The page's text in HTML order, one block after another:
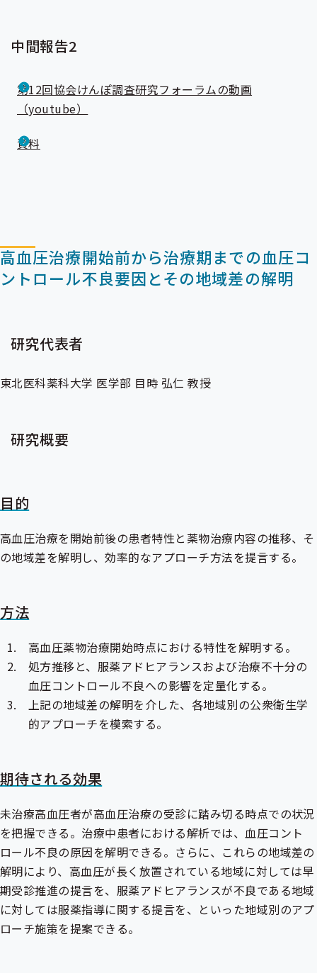
中間報告2
第12回協会けんぽ調査研究フォーラムの動画
（youtube）
資料
高血圧治療開始前から治療期までの血圧コ
ントロール不良要因とその地域差の解明
研究代表者
東北医科薬科大学 医学部 目時 弘仁 教授
研究概要
目的
高血圧治療を開始前後の患者特性と薬物治療内容の推移、そ
の地域差を解明し、効率的なアプローチ方法を提言する。
方法
高血圧薬物治療開始時点における特性を解明する。
処方推移と、服薬アドヒアランスおよび治療不十分の
血圧コントロール不良への影響を定量化する。
上記の地域差の解明を介した、各地域別の公衆衛生学
的アプローチを模索する。
期待される効果
未治療高血圧者が高血圧治療の受診に踏み切る時点での状況
を把握できる。治療中患者における解析では、血圧コント
ロール不良の原因を解明できる。さらに、これらの地域差の
解明により、高血圧が長く放置されている地域に対しては早
期受診推進の提言を、服薬アドヒアランスが不良である地域
に対しては服薬指導に関する提言を、といった地域別のアプ
ローチ施策を提案できる。